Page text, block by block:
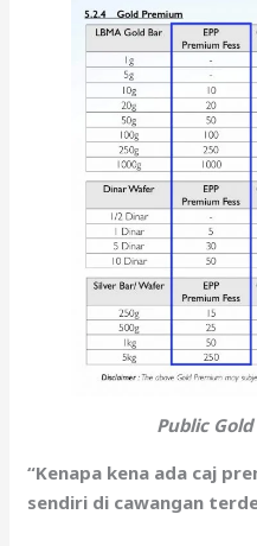
Public
“Kenapa kena ada caj
sendiri di cawangan